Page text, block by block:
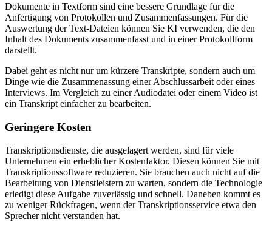
Dokumente in Textform sind eine bessere Grundlage für die
Anfertigung von Protokollen und Zusammenfassungen. Für die
Auswertung der Text-Dateien können Sie KI verwenden, die den
Inhalt des Dokuments zusammenfasst und in einer Protokollform
darstellt.
Dabei geht es nicht nur um kürzere Transkripte, sondern auch um
Dinge wie die Zusammenassung einer Abschlussarbeit oder eines
Interviews. Im Vergleich zu einer Audiodatei oder einem Video ist
ein Transkript einfacher zu bearbeiten.
Geringere Kosten
Transkriptionsdienste, die ausgelagert werden, sind für viele
Unternehmen ein erheblicher Kostenfaktor. Diesen können Sie mit
Transkriptionssoftware reduzieren. Sie brauchen auch nicht auf die
Bearbeitung von Dienstleistern zu warten, sondern die Technologie
erledigt diese Aufgabe zuverlässig und schnell. Daneben kommt es
zu weniger Rückfragen, wenn der Transkriptionsservice etwa den
Sprecher nicht verstanden hat.